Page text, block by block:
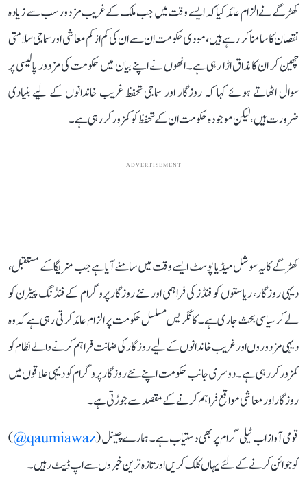
کھڑگے نے الزام عائد کیا کہ ایسے وقت میں جب ملک کے غریب مزدور سب سے زیادہ
نقصان کا سامنا کر رہے ہیں، مودی حکومت ان سے ان کی کم از کم معاشی اور سماجی سلامتی
چھین کر ان کا مذاق اڑا رہی ہے۔ انھوں نے اپنے بیان میں حکومت کی مزدور پالیسی پر
سوال اٹھاتے ہوئے کہا کہ روزگار اور سماجی تحفظ غریب خاندانوں کے لیے بنیادی
ضرورت ہیں، لیکن موجودہ حکومت ان کے تحفظ کو کمزور کر رہی ہے۔
ADVERTISEMENT
کھڑگے کا یہ سوشل میڈیا پوسٹ ایسے وقت میں سامنے آیا ہے جب منریگا کے مستقبل،
دیہی روزگار، ریاستوں کو فنڈز کی فراہمی اور نئے روزگار پروگرام کے فنڈنگ پیٹرن کو
لے کر سیاسی بحث جاری ہے۔ کانگریس مسلسل حکومت پر الزام عائد کرتی رہی ہے کہ وہ
دیہی مزدوروں اور غریب خاندانوں کے لیے روزگار کی ضمانت فراہم کرنے والے نظام کو
کمزور کر رہی ہے۔ دوسری جانب حکومت اپنے نئے روزگار پروگرام کو دیہی علاقوں میں
روزگار اور معاشی مواقع فراہم کرنے کے مقصد سے جوڑتی ہے۔
قومی آواز اب ٹیلی گرام پر بھی دستیاب ہے۔ ہمارے چینل (qaumiawaz@
)
کو جوائن کرنے کے لئے یہاں کلک کریں اور تازہ ترین خبروں سے اپ ڈیٹ رہیں۔